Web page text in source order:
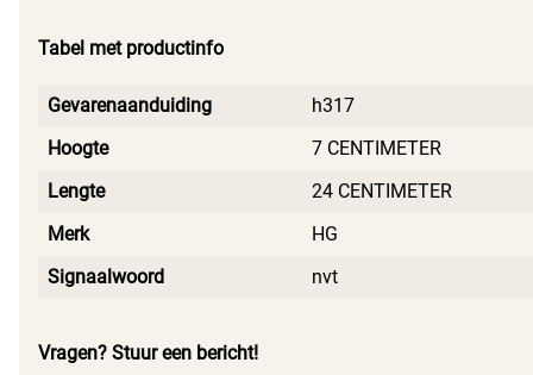
Tabel met productinfo
Gevarenaanduiding
h317
Hoogte
7 CENTIMETER
Lengte
24 CENTIMETER
Merk
HG
Signaalwoord
nvt
Vragen? Stuur een bericht!